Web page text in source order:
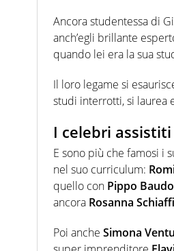
Ancora studentessa di
anch’egli brillante
quando lei era la sua
Il loro legame si
studi interrotti, si laurea
I celebri
E sono più che famosi i
nel suo curriculum:
quello con Pippo
ancora Rosanna
Poi anche Simona